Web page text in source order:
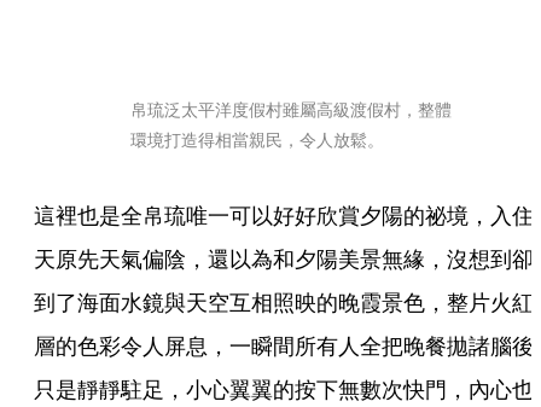
帛琉泛太平洋度假村雖屬高級渡假村，整體
環境打造得相當親民，令人放鬆。
這裡也是全帛琉唯一可以好好欣賞夕陽的祕境，入住
天原先天氣偏陰，還以為和夕陽美景無緣，沒想到卻
到了海面水鏡與天空互相照映的晚霞景色，整片火紅
層的色彩令人屏息，一瞬間所有人全把晚餐拋諸腦後
只是靜靜駐足，小心翼翼的按下無數次快門，內心也